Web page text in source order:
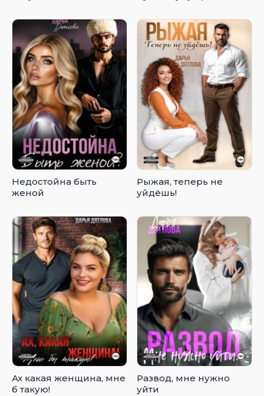
Недостойна быть
женой
Рыжая, теперь не
уйдёшь!
Ах какая женщина, мне
б такую!
Развод, мне нужно
уйти